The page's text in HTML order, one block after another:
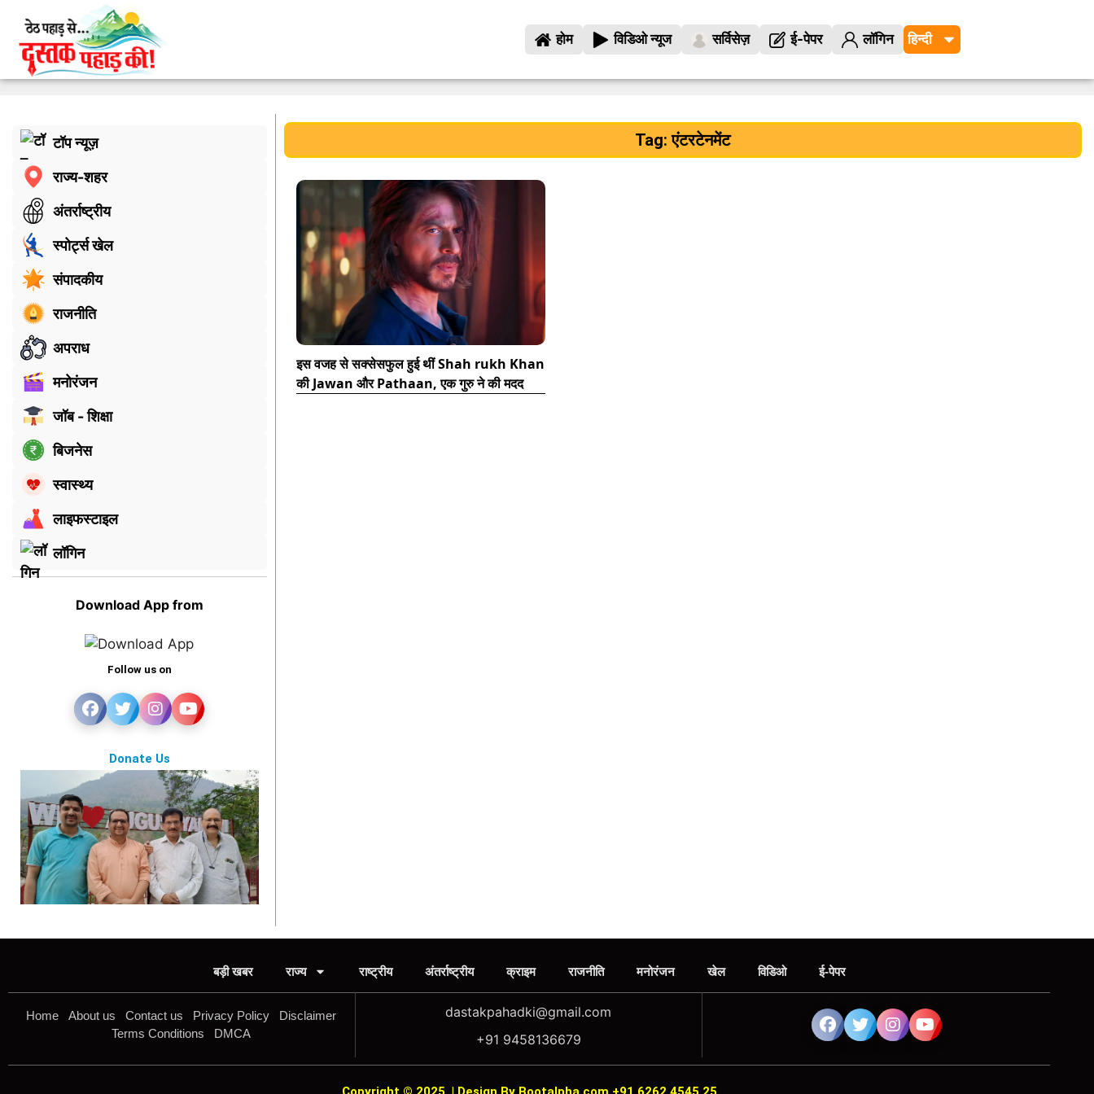
होम विडिओ न्यूज सर्विसेज़ ई-पेपर लॉगिन
टॉप न्यूज़
राज्य-शहर
अंतर्राष्ट्रीय
स्पोर्ट्स खेल
संपादकीय
राजनीति
अपराध
मनोरंजन
जॉब - शिक्षा
बिजनेस
स्वास्थ्य
लाइफस्टाइल
लॉगिन
Download App from
Follow us on
Donate Us
Tag: एंटरटेनमेंट
इस वजह से सक्सेसफुल हुई थीं Shah rukh Khan
की Jawan और Pathaan, एक गुरु ने की मदद
बड़ी खबर राज्य राष्ट्रीय अंतर्राष्ट्रीय क्राइम राजनीति मनोरंजन खेल विडिओ ई-पेपर
Home About us Contact us Privacy Policy
Disclaimer
Terms Conditions
DMCA
dastakpahadki@gmail.com
+91 9458136679